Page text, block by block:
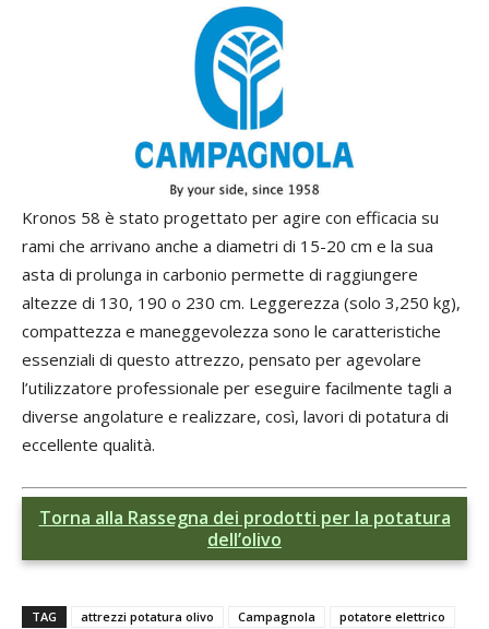
Kronos 58 è stato progettato per agire con efficacia su
rami che arrivano anche a diametri di 15-20 cm e la sua
asta di prolunga in carbonio permette di raggiungere
altezze di 130, 190 o 230 cm. Leggerezza (solo 3,250 kg),
compattezza e maneggevolezza sono le caratteristiche
essenziali di questo attrezzo, pensato per agevolare
l’utilizzatore professionale per eseguire facilmente tagli a
diverse angolature e realizzare, così, lavori di potatura di
eccellente qualità.
Torna alla Rassegna dei prodotti per la potatura
dell’olivo
TAG attrezzi potatura olivo Campagnola potatore elettrico